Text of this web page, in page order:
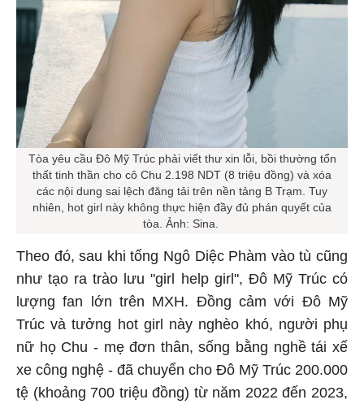
Tòa yêu cầu Đô Mỹ Trúc phải viết thư xin lỗi, bồi thường tổn
thất tinh thần cho cô Chu 2.198 NDT (8 triệu đồng) và xóa
các nội dung sai lệch đăng tải trên nền tảng B Trạm. Tuy
nhiên, hot girl này không thực hiện đầy đủ phán quyết của
tòa. Ảnh: Sina.
Theo đó, sau khi tống Ngô Diệc Phàm vào tù cũng
như tạo ra trào lưu "girl help girl", Đô Mỹ Trúc có
lượng fan lớn trên MXH. Đồng cảm với Đô Mỹ
Trúc và tưởng hot girl này nghèo khó, người phụ
nữ họ Chu - mẹ đơn thân, sống bằng nghề tái xế
xe công nghệ - đã chuyển cho Đô Mỹ Trúc 200.000
tệ (khoảng 700 triệu đồng) từ năm 2022 đến 2023,